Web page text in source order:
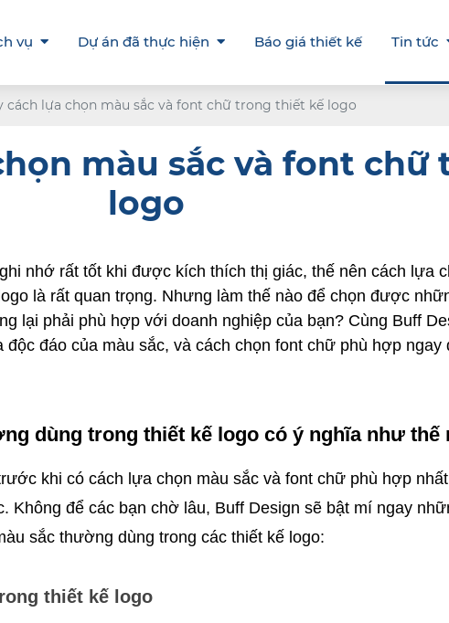
vụ Dự án đã thực hiện Báo giá thiết kế Tin tức
cách lựa chọn màu sắc và font chữ trong thiết kế logo
màu sắc và font
logo
nhớ rất tốt khi được kích thích thị giác, thế nên cách lựa
là rất quan trọng. Nhưng làm thế nào để chọn được
lại phải phù hợp với doanh nghiệp của bạn? Cùng Buff
độc đáo của màu sắc, và cách chọn font chữ phù hợp ngay
dùng trong thiết kế logo có ý nghĩa như thế
khi có cách lựa chọn màu sắc và font chữ phù hợp
Không để các bạn chờ lâu, Buff Design sẽ bật mí ngay
sắc thường dùng trong các thiết kế logo:
thiết kế logo